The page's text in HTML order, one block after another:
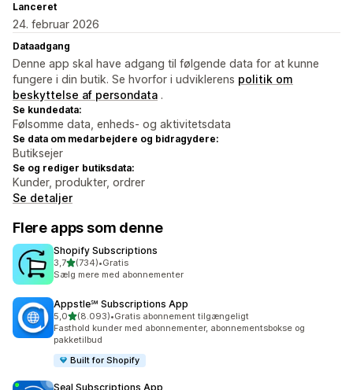
Lanceret
24. februar 2026
Dataadgang
Denne app skal have adgang til følgende data for at kunne
fungere i din butik. Se hvorfor i udviklerens politik om
beskyttelse af persondata .
Se kundedata:
Følsomme data, enheds- og aktivitetsdata
Se data om medarbejdere og bidragydere:
Butiksejer
Se og rediger butiksdata:
Kunder, produkter, ordrer
Se detaljer
Flere apps som denne
Shopify Subscriptions
3,7ud af 5 stjerner
(734)
734 anmeldelser i alt
•Gratis
Sælg mere med abonnementer
Appstle℠ Subscriptions App
5,0ud af 5 stjerner
(8.093)
8093 anmeldelser i alt
•Gratis abonnement tilgængeligt
Fasthold kunder med abonnementer, abonnementsbokse og
pakketilbud
Built for Shopify
Seal Subscriptions App